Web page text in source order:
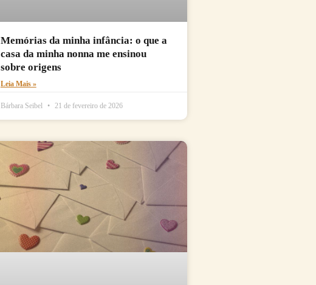
Memórias da minha infância: o que a
casa da minha nonna me ensinou
sobre origens
Leia Mais »
Bárbara Seibel 21 de fevereiro de 2026